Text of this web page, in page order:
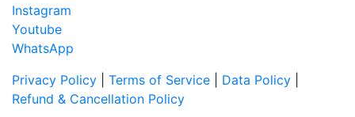
Instagram
Youtube
WhatsApp
Privacy Policy
Terms of Service Data Policy
Refund & Cancellation Policy